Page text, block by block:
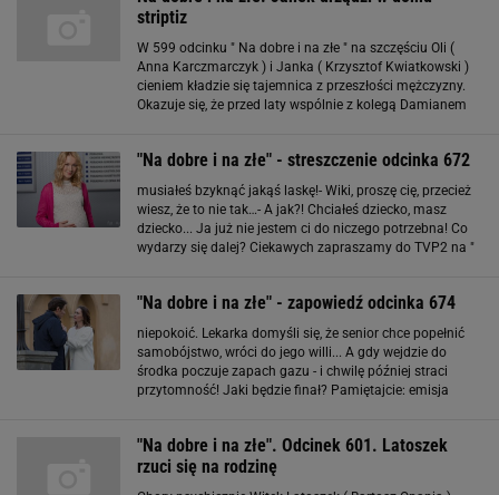
striptiz
W 599 odcinku " Na dobre i na złe " na szczęściu Oli (
Anna Karczmarczyk ) i Janka ( Krzysztof Kwiatkowski )
cieniem kładzie się tajemnica z przeszłości mężczyzny.
Okazuje się, że przed laty wspólnie z kolegą Damianem
"Na dobre i na złe" - streszczenie odcinka 672
musiałeś bzyknąć jakąś laskę!- Wiki, proszę cię, przecież
wiesz, że to nie tak…- A jak?! Chciałeś dziecko, masz
dziecko... Ja już nie jestem ci do niczego potrzebna! Co
wydarzy się dalej? Ciekawych zapraszamy do TVP2 na "
"Na dobre i na złe" - zapowiedź odcinka 674
niepokoić. Lekarka domyśli się, że senior chce popełnić
samobójstwo, wróci do jego willi... A gdy wejdzie do
środka poczuje zapach gazu - i chwilę później straci
przytomność! Jaki będzie finał? Pamiętajcie: emisja
"Na dobre i na złe". Odcinek 601. Latoszek
rzuci się na rodzinę